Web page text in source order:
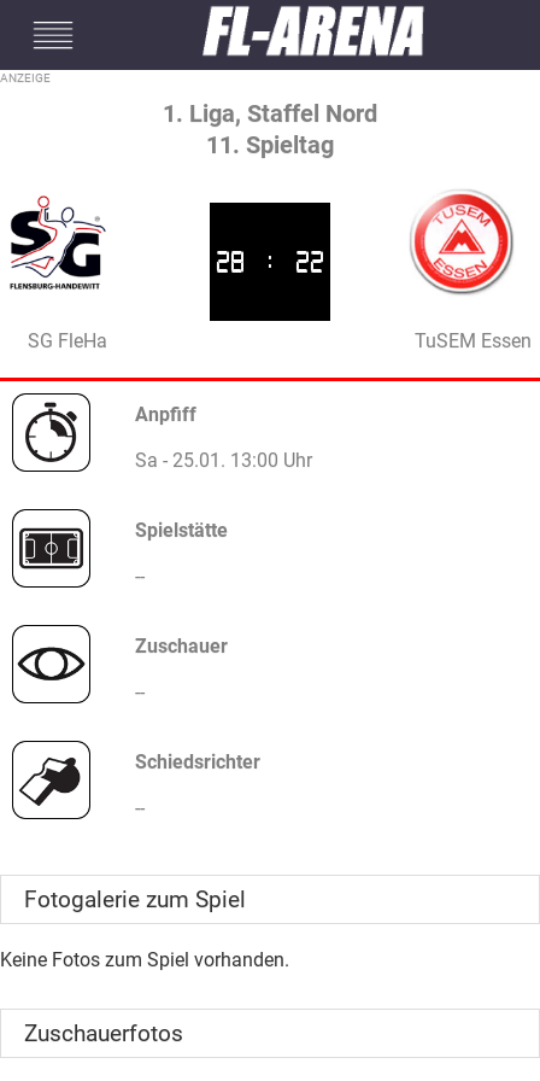
1. Liga, Staffel Nord
11. Spieltag
SG FleHa
28 : 22
TuSEM Essen
Anpfiff
Sa - 25.01. 13:00 Uhr
Spielstätte
--
Zuschauer
--
Schiedsrichter
--
Fotogalerie zum Spiel
Keine Fotos zum Spiel vorhanden.
Zuschauerfotos